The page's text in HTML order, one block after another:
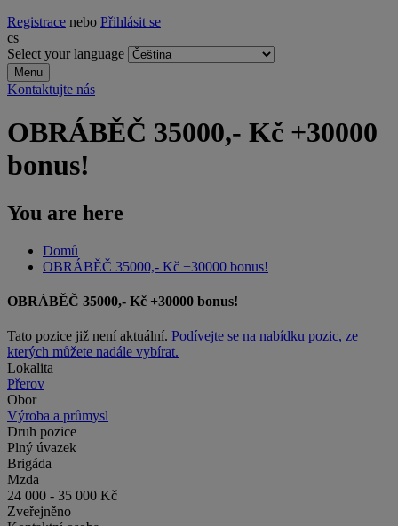
Registrace nebo Přihlásit se
cs
Select your language
Menu
Kontaktujte nás
OBRÁBĚČ 35000,- Kč +30000
bonus!
You are here
Domů
OBRÁBĚČ 35000,- Kč +30000 bonus!
OBRÁBĚČ 35000,- Kč +30000 bonus!
Tato pozice již není aktuální. Podívejte se na nabídku pozic, ze
kterých můžete nadále vybírat.
Lokalita
Přerov
Obor
Výroba a průmysl
Druh pozice
Plný úvazek
Brigáda
Mzda
24 000 - 35 000 Kč
Zveřejněno